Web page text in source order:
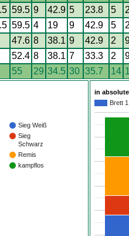
59.5 9 42.9 5 23.8 5
59.5 4 19 9 42.9 5
47.6 8 38.1 9 42.9 2
52.4 8 38.1 7 33.3 2
55 29 34.5 30 35.7 14
Sieg Weiß
Sieg
Schwarz
Remis
kampflos
in
Brett 1